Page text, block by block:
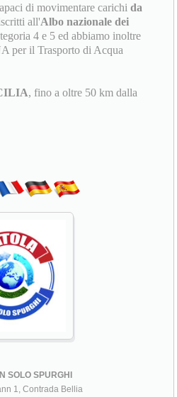
di movimentare carichida
all'Albo nazionale dei
4 e 5 ed abbiamo inoltre
per il Trasporto di Acqua
, fino a oltre 50 km dalla
SOLO SPURGHI
1, Contrada Bellia